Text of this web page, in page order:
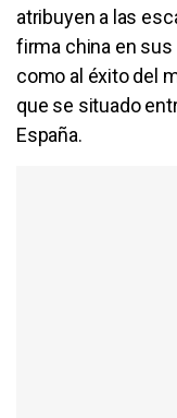
atribuyen a las
firma china en
como al éxito del
que se situado
España.